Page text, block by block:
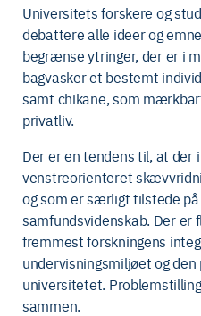
Universitets forskere og
debattere alle ideer og
begrænse ytringer, der er i
bagvasker et bestemt
samt chikane, som
privatliv.
Der er en tendens til, at der
venstreorienteret
og som er særligt tilstede
samfundsvidenskab. Der er
fremmest forskningens
undervisningsmiljøet og
universitetet.
sammen.